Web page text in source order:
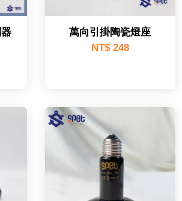
萬向引掛陶瓷燈座
NT$ 248